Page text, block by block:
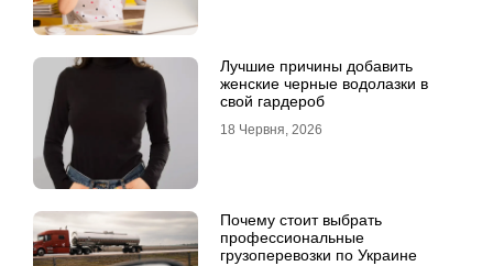
Лучшие причины добавить
женские черные водолазки в
свой гардероб
18 Червня, 2026
Почему стоит выбрать
профессиональные
грузоперевозки по Украине